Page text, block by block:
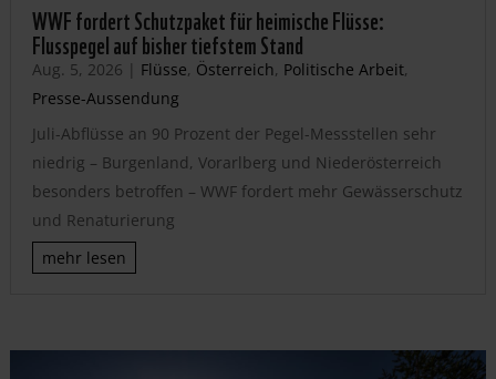
WWF fordert Schutzpaket für heimische Flüsse:
Flusspegel auf bisher tiefstem Stand
Aug. 5, 2026 | Flüsse, Österreich, Politische Arbeit,
Presse-Aussendung
Juli-Abflüsse an 90 Prozent der Pegel-Messstellen sehr
niedrig – Burgenland, Vorarlberg und Niederösterreich
besonders betroffen – WWF fordert mehr Gewässerschutz
und Renaturierung
mehr lesen